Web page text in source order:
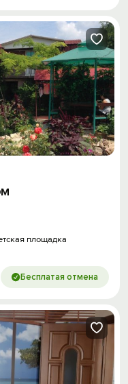
площадка
Бесплатая отмена